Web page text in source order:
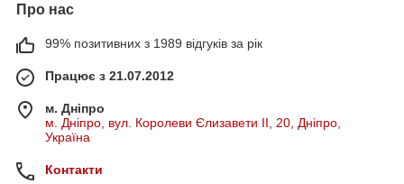
Про нас
99% позитивних з 1989 відгуків за рік
Працює з 21.07.2012
м. Дніпро
м. Дніпро, вул. Королеви Єлизавети ІІ, 20, Дніпро,
Україна
Контакти